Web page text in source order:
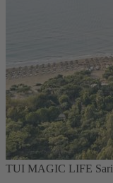
TUI MAGIC LIFE